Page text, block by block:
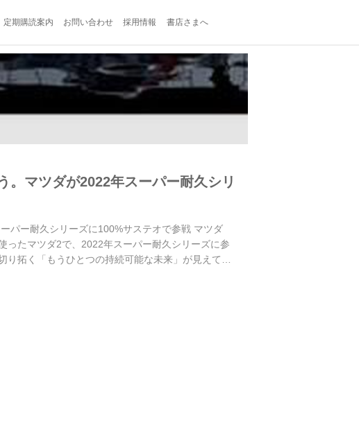
定期購読案内 お問い合わせ 採用情報 書店さまへ
。マツダが2022年スーパー耐久シリ
パー耐久シリーズに100%サステオで参戦 マツダ
ったマツダ2で、2022年スーパー耐久シリーズに参
拓く「もうひとつの持続可能な未来」が見えてく